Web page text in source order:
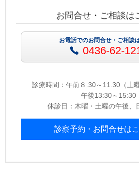
お問合せ・ご相談は
お電話でのお問合せ・ご相談
0436-62-
診療時間：午前８:30～11:30（土
午後13:30～15:30
休診日：木曜・土曜の午後、
診察予約・お問合せは